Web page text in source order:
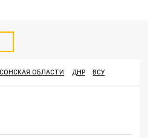
ОБЛАСТИ ДНР ВСУ